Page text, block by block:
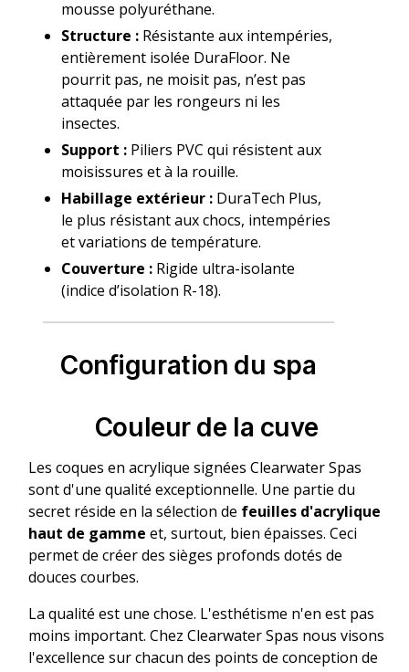
mousse polyuréthane.
Structure :Résistante aux intempéries,
entièrement isolée DuraFloor. Ne
pourrit pas, ne moisit pas, n’est pas
attaquée par les rongeurs ni les
insectes.
Support :Piliers PVC qui résistent aux
moisissures et à la rouille.
Habillage extérieur :DuraTech Plus,
le plus résistant aux chocs, intempéries
et variations de température.
Couverture :Rigide ultra-isolante
(indice d’isolation R-18).
Configuration du spa
Couleur de la cuve
Les coques en acrylique signées Clearwater Spas
sont d'une qualité exceptionnelle. Une partie du
secret réside en la sélection de feuilles d'acrylique
haut de gamme et, surtout, bien épaisses. Ceci
permet de créer des sièges profonds dotés de
douces courbes.
La qualité est une chose. L'esthétisme n'en est pas
moins important. Chez Clearwater Spas nous visons
l'excellence sur chacun des points de conception de